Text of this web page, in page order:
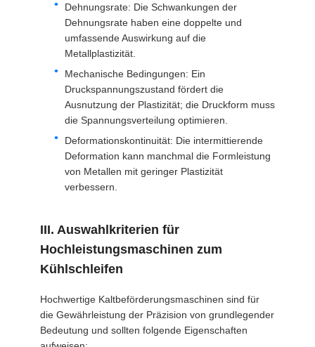
Dehnungsrate: Die Schwankungen der
Dehnungsrate haben eine doppelte und
umfassende Auswirkung auf die
Metallplastizität.
Mechanische Bedingungen: Ein
Druckspannungszustand fördert die
Ausnutzung der Plastizität; die Druckform muss
die Spannungsverteilung optimieren.
Deformationskontinuität: Die intermittierende
Deformation kann manchmal die Formleistung
von Metallen mit geringer Plastizität
verbessern.
III. Auswahlkriterien für
Hochleistungsmaschinen zum
Kühlschleifen
Hochwertige Kaltbeförderungsmaschinen sind für
die Gewährleistung der Präzision von grundlegender
Bedeutung und sollten folgende Eigenschaften